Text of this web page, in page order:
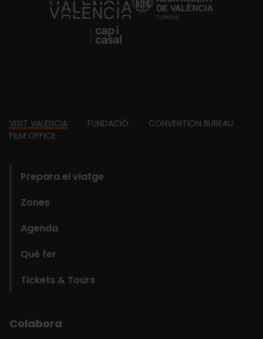
https://fundacion.visitvalencia.com/
Footer
VISIT VALENCIA FUNDACIÓ
CONVENTION BUREAU
FILM OFFICE
Prepara el viatge
Zones
Agenda
Què fer
Tickets & Tours
Colabora